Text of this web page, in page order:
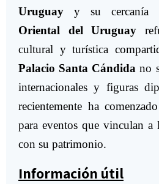
Uruguay y su cercanía
Oriental del Uruguay
cultural y turística
Palacio Santa Cándida no
internacionales y figuras
recientemente ha
para eventos que vinculan a
con su patrimonio.
Información útil